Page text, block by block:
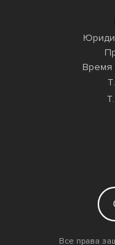
Время
Все права